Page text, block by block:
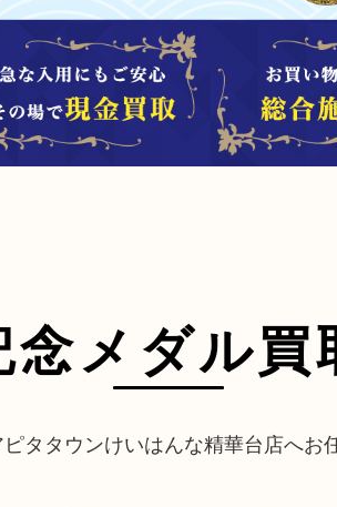
念メダル買
タタウンけいはんな精華台店へお